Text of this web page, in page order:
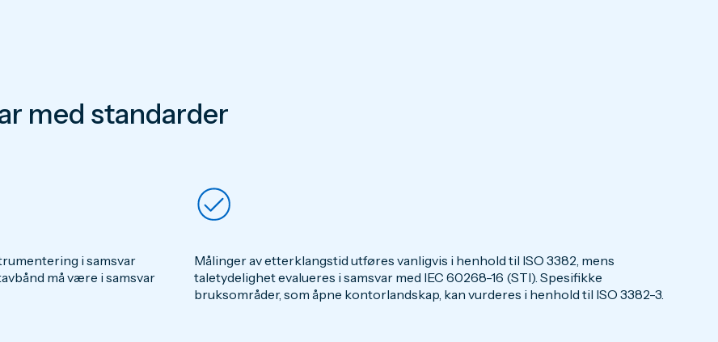
med standarder
i samsvar
må være i samsvar
Målinger av etterklangstid utføres vanligvis i henhold til ISO 3382, mens
taletydelighet evalueres i samsvar med IEC 60268-16 (STI). Spesifikke
bruksområder, som åpne kontorlandskap, kan vurderes i henhold til ISO 3382-3.